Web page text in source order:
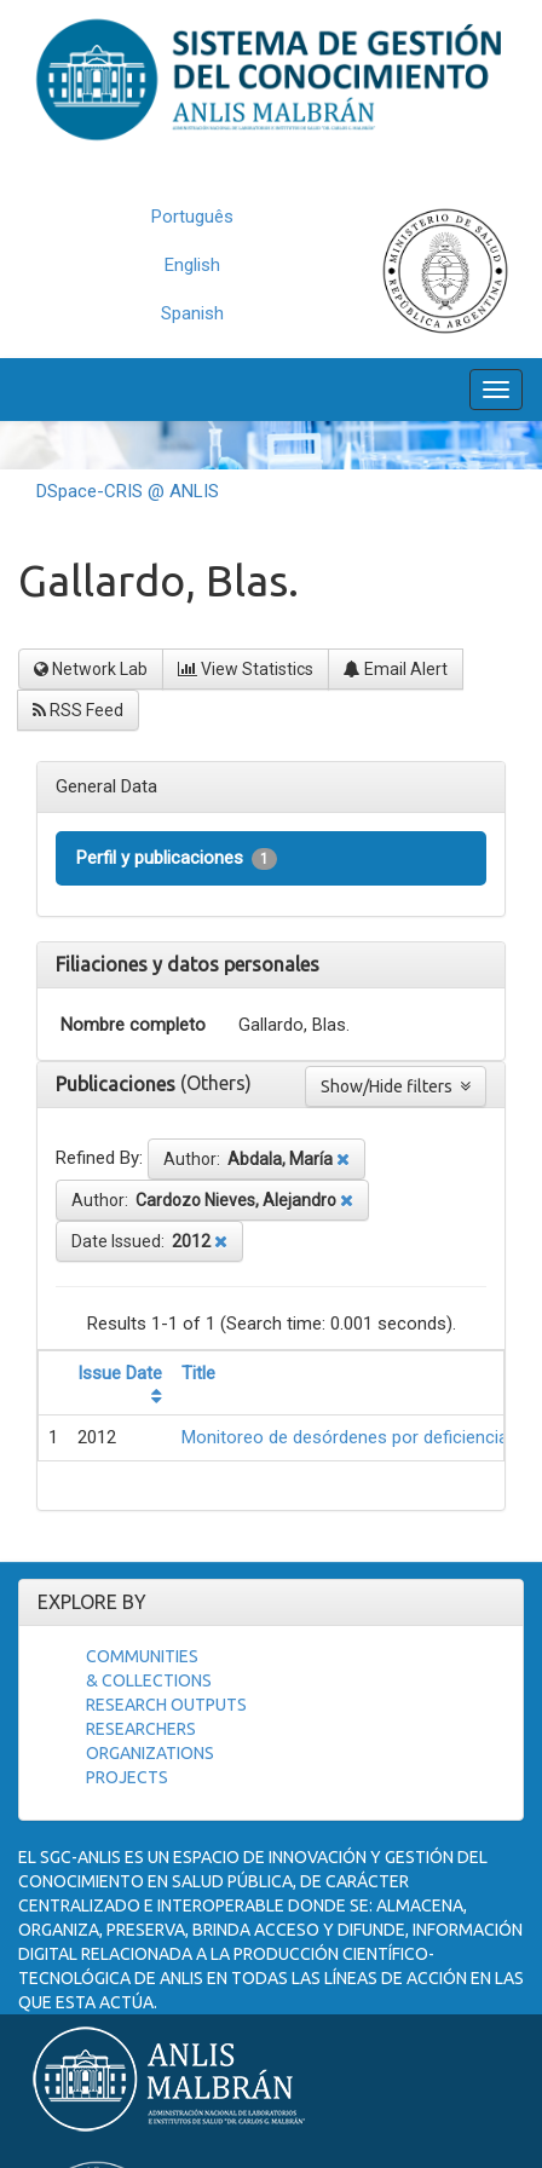
navigation
Português
English
Spanish
DSpace-CRIS @ ANLIS
Gallardo, Blas.
Network Lab View Statistics Email Alert
RSS Feed
General Data
Perfil y publicaciones 1
Filiaciones y datos personales
Nombre completo Gallardo, Blas.
Publicaciones (Others)
Refined By: Author: Abdala, María
Author: Cardozo Nieves, Alejandro
Date Issued: 2012
Results 1-1 of 1 (Search time: 0.001 seconds).
Issue Date Title
1 2012 Monitoreo de desórdenes por deficiencia
EXPLORE BY
COMMUNITIES
& COLLECTIONS
RESEARCH OUTPUTS
RESEARCHERS
ORGANIZATIONS
PROJECTS
EL SGC-ANLIS ES UN ESPACIO DE INNOVACIÓN Y GESTIÓN DEL
CONOCIMIENTO EN SALUD PÚBLICA, DE CARÁCTER
CENTRALIZADO E INTEROPERABLE DONDE SE: ALMACENA,
ORGANIZA, PRESERVA, BRINDA ACCESO Y DIFUNDE, INFORMACIÓN
DIGITAL RELACIONADA A LA PRODUCCIÓN CIENTÍFICO-
TECNOLÓGICA DE ANLIS EN TODAS LAS LÍNEAS DE ACCIÓN EN LAS
QUE ESTA ACTÚA.